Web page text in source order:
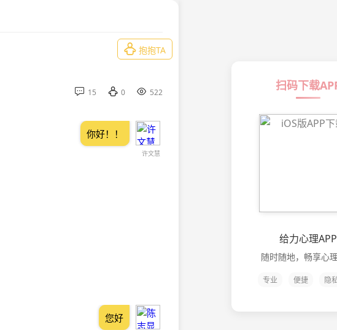
 抱抱TA
 15  0  522
许文慧
你好！！
您好
扫码下载
给力心理APP
随时随地，畅享心
专业 便捷 隐